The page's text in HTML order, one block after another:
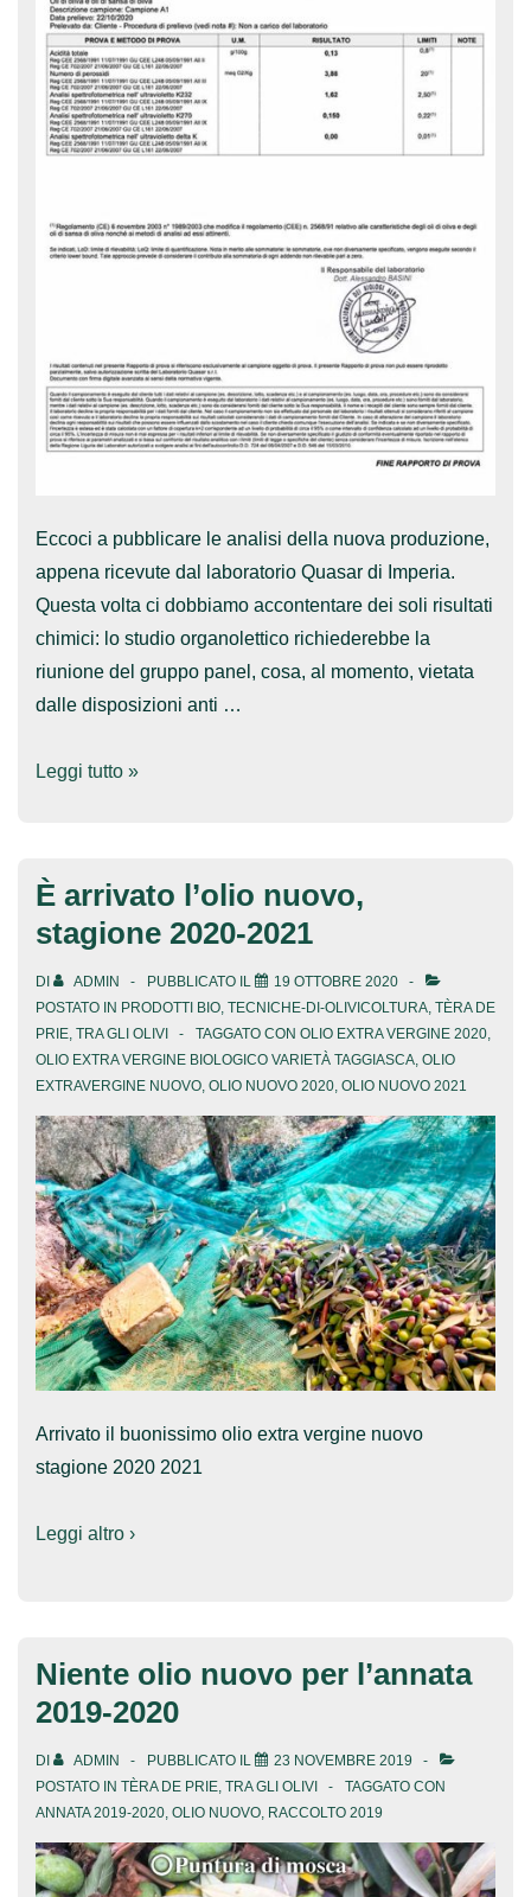
Eccoci a pubblicare le analisi della nuova produzione,
appena ricevute dal laboratorio Quasar di Imperia.
Questa volta ci dobbiamo accontentare dei soli risultati
chimici: lo studio organolettico richiederebbe la
riunione del gruppo panel, cosa, al momento, vietata
dalle disposizioni anti …
Analisi
Leggi tutto »
È arrivato l’olio nuovo,
stagione 2020-2021
DI ADMIN PUBBLICATO IL
19 OTTOBRE 2020
POSTATO IN PRODOTTI BIO TECNICHE-DI-OLIVICOLTURA TÈRA DE
PRIE TRA GLI OLIVI TAGGATO CON OLIO EXTRA VERGINE 2020
OLIO EXTRA VERGINE BIOLOGICO VARIETÀ TAGGIASCA OLIO
EXTRAVERGINE NUOVO OLIO NUOVO 2020 OLIO NUOVO 2021
Arrivato il buonissimo olio extra vergine nuovo
stagione 2020 2021
Leggi altro ›
Niente olio nuovo per l’annata
2019-2020
DI ADMIN PUBBLICATO IL
23 NOVEMBRE 2019
POSTATO IN TÈRA DE PRIE, TRA GLI OLIVI
TAGGATO CON
ANNATA 2019-2020, OLIO NUOVO, RACCOLTO 2019